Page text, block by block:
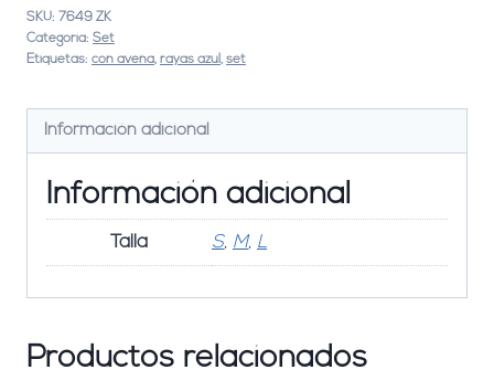
SKU: 7649 ZK
Categoría: Set
Etiquetas: con avena, rayas azul, set
Información adicional
Información adicional
Talla S, M, L
Productos relacionados